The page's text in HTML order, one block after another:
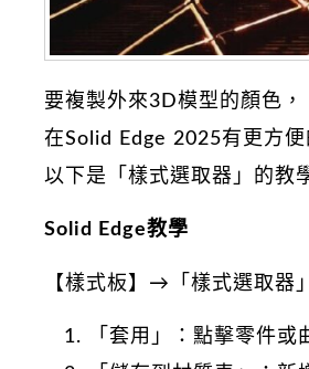
要複製外來3D模型的顏色，
在Solid Edge 2025有更方便
以下是「樣式選取器」的教
Solid Edge教學
【樣式板】→「樣式選取器
「套用」：點擊零件